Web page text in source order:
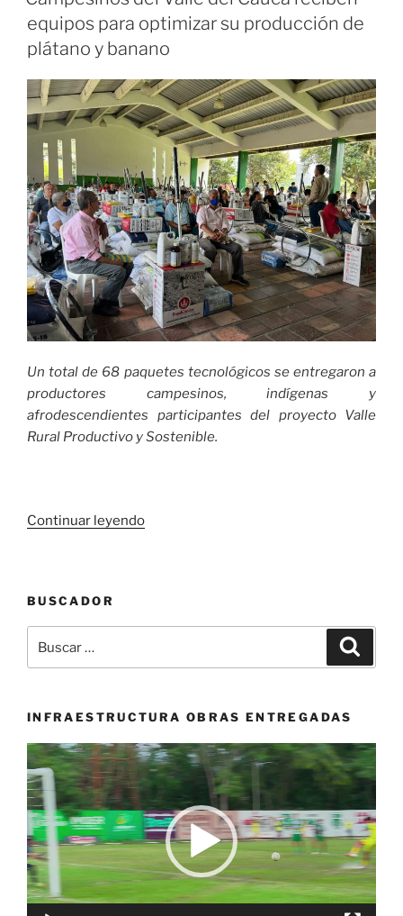
y
banano
producidos
por
comunidades
rurales
en
el
Valle
del
Cauca
llegan
a
supermercados
de
Jamundí»
equipos para optimizar su producción de
plátano y banano
Un total de 68 paquetes tecnológicos se entregaron a
productores campesinos, indígenas y
afrodescendientes participantes del proyecto Valle
Rural Productivo y Sostenible.
Continuar leyendo«Campesinos
reciben
para
su
de
plátano
banano»
BUSCADOR
por:
INFRAESTRUCTURA OBRAS ENTREGADAS
Reproductor
de
vídeo